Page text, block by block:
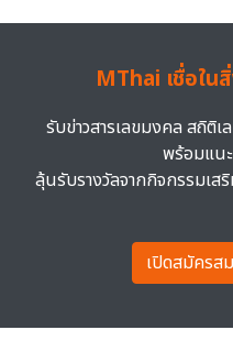
MThai เชื่อใน
รับข่าวสารเลขมงคล สถิติเ
พร้อมแน
ลุ้นรับรางวัลจากกิจกรรมเส
เปิดสมัครส